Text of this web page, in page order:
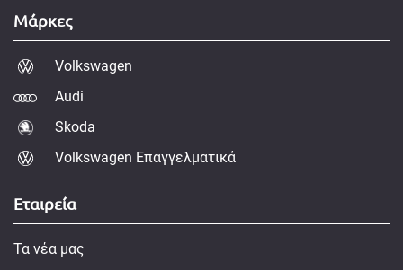
Μάρκες
Volkswagen
Audi
Skoda
Volkswagen Επαγγελματικά
Εταιρεία
Τα νέα μας